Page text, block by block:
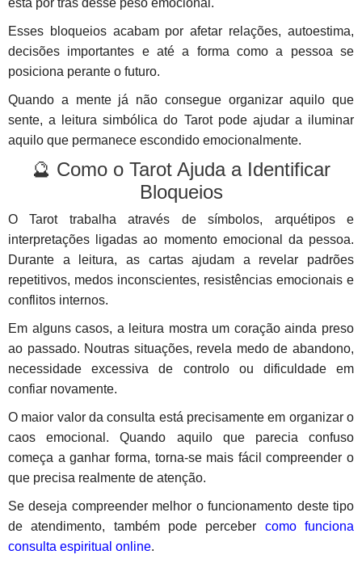
Esses bloqueios acabam por afetar relações, autoestima,
decisões importantes e até a forma como a pessoa se
posiciona perante o futuro.
Quando a mente já não consegue organizar aquilo que
sente, a leitura simbólica do Tarot pode ajudar a iluminar
aquilo que permanece escondido emocionalmente.
🔮 Como o Tarot Ajuda a Identificar
Bloqueios
O Tarot trabalha através de símbolos, arquétipos e
interpretações ligadas ao momento emocional da pessoa.
Durante a leitura, as cartas ajudam a revelar padrões
repetitivos, medos inconscientes, resistências emocionais e
conflitos internos.
Em alguns casos, a leitura mostra um coração ainda preso
ao passado. Noutras situações, revela medo de abandono,
necessidade excessiva de controlo ou dificuldade em
confiar novamente.
O maior valor da consulta está precisamente em organizar o
caos emocional. Quando aquilo que parecia confuso
começa a ganhar forma, torna-se mais fácil compreender o
que precisa realmente de atenção.
Se deseja compreender melhor o funcionamento deste tipo
de atendimento, também pode perceber como funciona
consulta espiritual online.